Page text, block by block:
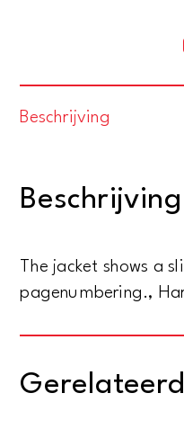
Beschrijving
Beschrijving
The jacket shows a
pagenumbering.,